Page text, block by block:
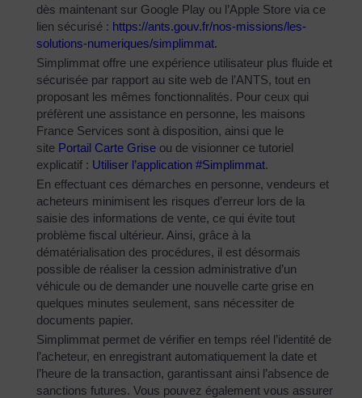
dès maintenant sur Google Play ou l’Apple Store via ce
lien sécurisé : https://ants.gouv.fr/nos-missions/les-
solutions-numeriques/simplimmat.
Simplimmat offre une expérience utilisateur plus fluide et
sécurisée par rapport au site web de l’ANTS, tout en
proposant les mêmes fonctionnalités. Pour ceux qui
préfèrent une assistance en personne, les maisons
France Services sont à disposition, ainsi que le
site Portail Carte Grise ou de visionner ce tutoriel
explicatif : Utiliser l’application #Simplimmat.
En effectuant ces démarches en personne, vendeurs et
acheteurs minimisent les risques d’erreur lors de la
saisie des informations de vente, ce qui évite tout
problème fiscal ultérieur. Ainsi, grâce à la
dématérialisation des procédures, il est désormais
possible de réaliser la cession administrative d’un
véhicule ou de demander une nouvelle carte grise en
quelques minutes seulement, sans nécessiter de
documents papier.
Simplimmat permet de vérifier en temps réel l’identité de
l’acheteur, en enregistrant automatiquement la date et
l’heure de la transaction, garantissant ainsi l’absence de
sanctions futures. Vous pouvez également vous assurer